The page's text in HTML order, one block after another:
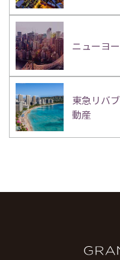
ニューヨ
東急リバ
動産